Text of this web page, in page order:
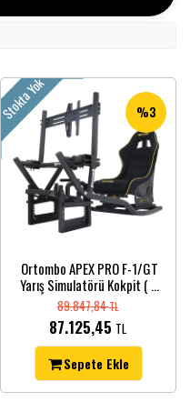
Stokta Yok %3
Ortombo APEX PRO F-1/GT
Yarış Simulatörü Kokpit ( ...
89.847,84TL
87.125,45 TL
Sepete Ekle